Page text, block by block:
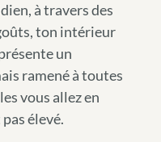
à travers des
ton intérieur
un
ramené à toutes
vous allez en
élevé.